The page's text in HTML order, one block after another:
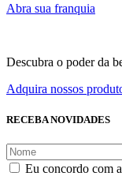
Abra sua franquia
Descubra o poder da
Adquira nossos
RECEBA NOVIDADES
Eu concordo com